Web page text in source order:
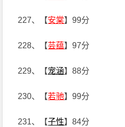
227、【安棠】99分
228、【芸蕴】97分
229、【宠涵】88分
230、【若驰】99分
231、【子性】84分